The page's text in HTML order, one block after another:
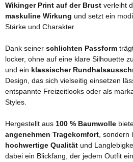
Wikinger Print auf der Brust verleiht
maskuline Wirkung und setzt ein
Stärke und Charakter.
Dank seiner schlichten Passform
locker, ohne auf eine klare Silhouette
und ein klassischer
Design, das sich vielseitig einsetzen
entspannte Freizeitlooks oder als
Styles.
Hergestellt aus 100 % Baumwolle
angenehmen Tragekomfort ,
hochwertige Qualität und
dabei ein Blickfang, der jedem Outfit